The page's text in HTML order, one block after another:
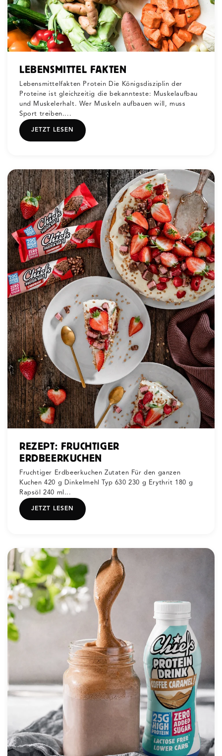
LEBENSMITTEL FAKTEN
Lebensmittelfakten Protein Die Königsdisziplin der
Proteine ist gleichzeitig die bekannteste: Muskelaufbau
und Muskelerhalt. Wer Muskeln aufbauen will, muss
Sport treiben....
JETZT LESEN
REZEPT: FRUCHTIGER
ERDBEERKUCHEN
Fruchtiger Erdbeerkuchen Zutaten Für den ganzen
Kuchen 420 g Dinkelmehl Typ 630 230 g Erythrit 180 g
Rapsöl 240 ml...
JETZT LESEN